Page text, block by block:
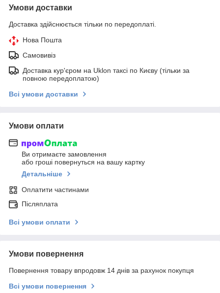
Умови доставки
Доставка здійснюється тільки по передоплаті.
Нова Пошта
Самовивіз
Доставка кур'єром на Uklon таксі по Києву (тільки за
повною передоплатою)
Всі умови доставки
Умови оплати
Ви отримаєте замовлення
або гроші повернуться на вашу картку
Детальніше
Оплатити частинами
Післяплата
Всі умови оплати
Умови повернення
Повернення товару впродовж 14 днів за рахунок покупця
Всі умови повернення